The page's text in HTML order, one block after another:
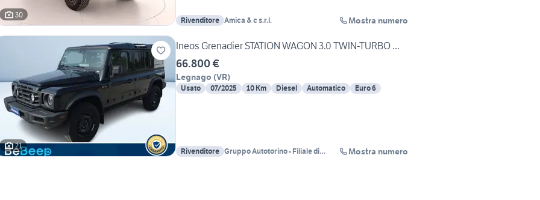
30
Rivenditore Amica & c s.r.l. Mostra numero
21
Ineos Grenadier STATION WAGON 3.0 TWIN-TURBO ...
66.800 €
Legnago (VR)
Usato 07/2025 10 Km Diesel Automatico Euro 6
Rivenditore Gruppo Autotorino - Filiale di
Mostra numero